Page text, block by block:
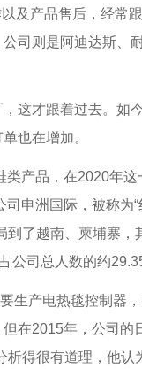
及产品售后，经常
司则是阿迪达斯、
这才跟着过去。如
也在增加。
产品，在2020年这
申洲国际，被称为“
到了越南、柬埔寨，
公司总人数的约
生产电热毯控制器
在2015年，公司的
析得很有道理，他认